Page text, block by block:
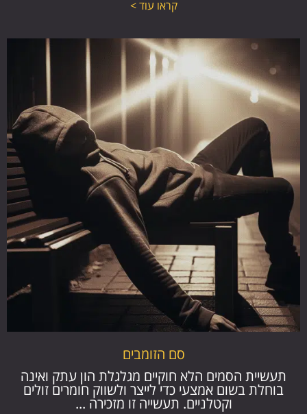
קראו עוד >
סם הזומבים
תעשיית הסמים הלא חוקיים מגלגלת הון עתק ואינה
בוחלת בשום אמצעי כדי לייצר ולשווק חומרים זולים
וקטלניים. תעשייה זו מזכירה ...